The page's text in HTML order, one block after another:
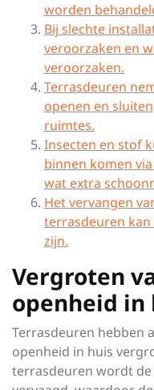
worden
Bij slechte
veroorzaken en
veroorzaken.
Terrasdeuren
openen en
ruimtes.
Insecten en stof
binnen komen
wat extra
Het vervangen
terrasdeuren kan
zijn.
Vergroten
openheid in
Terrasdeuren hebben
openheid in huis
terrasdeuren wordt